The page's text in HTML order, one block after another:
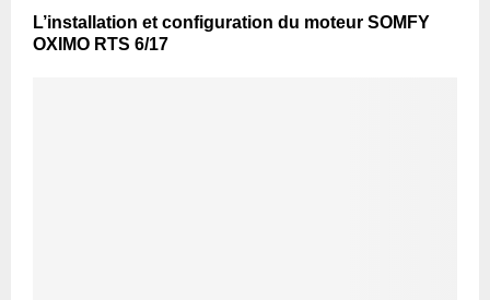
L’installation et configuration du moteur SOMFY
OXIMO RTS 6/17